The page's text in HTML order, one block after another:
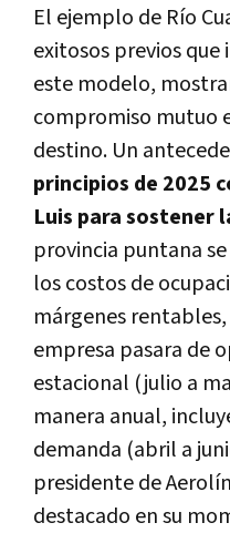
El ejemplo de Río
exitosos previos
este modelo,
compromiso mutuo
destino. Un
principios de 2025
Luis para sostener
provincia puntana
los costos de
márgenes
empresa pasara de
estacional (julio a
manera anual,
demanda (abril a
presidente de
destacado en su